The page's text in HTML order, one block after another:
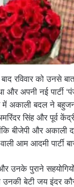
रविवार को उनसे
और अपनी नई पार्टी
अकाली बदल ने बहुजन
सिंह और पूर्व
बीजेपी और अकाली
आम आदमी पार्टी
और उनके पुराने
बेटी जय इंदर